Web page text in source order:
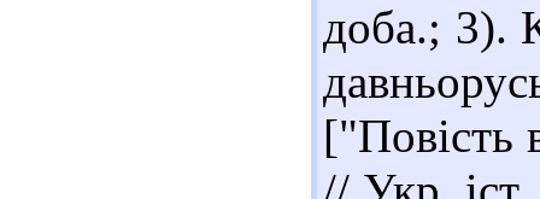
доба.; 3).